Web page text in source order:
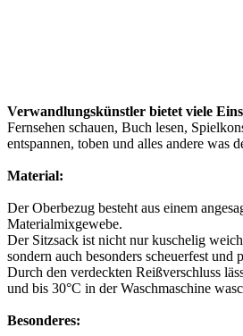
Verwandlungskünstler bietet viele
Fernsehen schauen, Buch lesen,
entspannen, toben und alles andere was
Material:
Der Oberbezug besteht aus einem
Materialmixgewebe.
Der Sitzsack ist nicht nur kuschelig
sondern auch besonders scheuerfest und
Durch den verdeckten Reißverschluss
und bis 30°C in der Waschmaschine
Besonderes: